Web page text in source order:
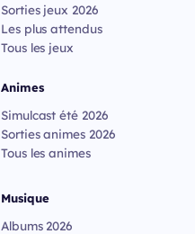
Sorties jeux 2026
Les plus attendus
Tous les jeux
Animes
Simulcast été 2026
Sorties animes 2026
Tous les animes
Musique
Albums 2026